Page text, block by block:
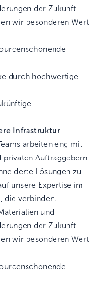
der Zukunft
wir besonderen Wert
durch hochwertige
Infrastruktur
arbeiten eng mit
privaten Auftraggebern
Lösungen zu
unsere Expertise im
die verbinden.
und
der Zukunft
wir besonderen Wert